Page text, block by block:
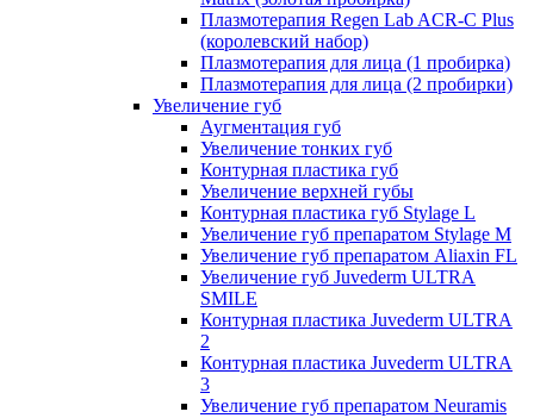
Плазмотерапия Regen Lab ACR-C Plus
(королевский набор)
Плазмотерапия для лица (1 пробирка)
Плазмотерапия для лица (2 пробирки)
Увеличение губ
Аугментация губ
Увеличение тонких губ
Контурная пластика губ
Увеличение верхней губы
Контурная пластика губ Stylage L
Увеличение губ препаратом Stylage M
Увеличение губ препаратом Aliaxin FL
Увеличение губ Juvederm ULTRA
SMILE
Контурная пластика Juvederm ULTRA
2
Контурная пластика Juvederm ULTRA
3
Увеличение губ препаратом Neuramis